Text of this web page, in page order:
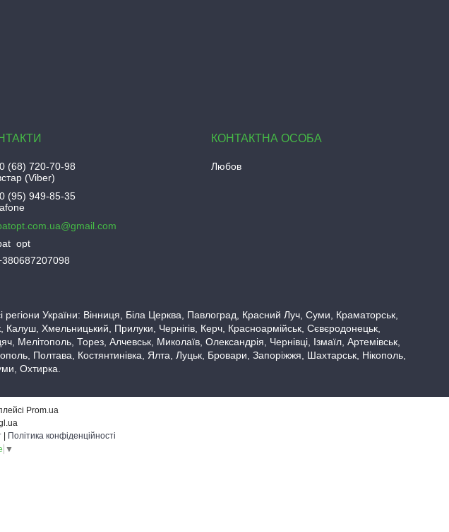
(68) 720-70-98
(Viber)
(95) 949-85-35
Любов
регіони України: Вінниця, Біла Церква, Павлоград, Красний Луч, Суми, Краматорськ,
Хмельницький, Прилуки, Чернігів, Керч, Красноармійськ, Сєвєродонецьк,
Торез, Алчевськ, Миколаїв, Олександрія, Чернівці, Ізмаїл, Артемівськ,
Полтава, Костянтинівка, Ялта, Луцьк, Бровари, Запоріжжя, Шахтарськ, Нікополь,
Охтирка.
Prom.ua
Політика конфіденційності
▼